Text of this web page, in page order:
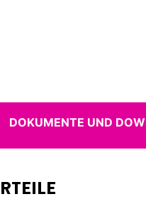
DOKUMENTE UND